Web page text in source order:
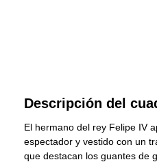
Descripción del
El hermano del rey Felipe IV
espectador y vestido con un
que destacan los guantes de